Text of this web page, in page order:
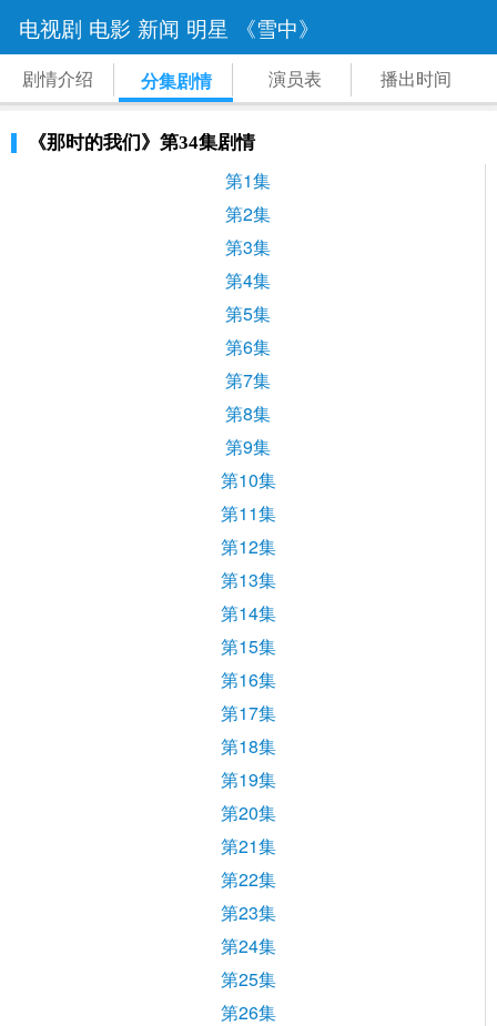
电视剧 电影 新闻 明星 《雪中》
剧情介绍 分集剧情 演员表 播出时间
《那时的我们》第34集剧情
第1集
第2集
第3集
第4集
第5集
第6集
第7集
第8集
第9集
第10集
第11集
第12集
第13集
第14集
第15集
第16集
第17集
第18集
第19集
第20集
第21集
第22集
第23集
第24集
第25集
第26集